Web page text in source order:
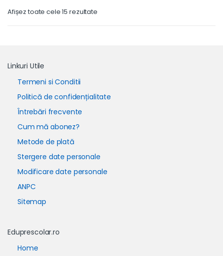
Afișez toate cele 15 rezultate
Linkuri Utile
Termeni si Conditii
Politică de confidențialitate
Întrebări frecvente
Cum mă abonez?
Metode de plată
Stergere date personale
Modificare date personale
ANPC
Sitemap
Eduprescolar.ro
Home